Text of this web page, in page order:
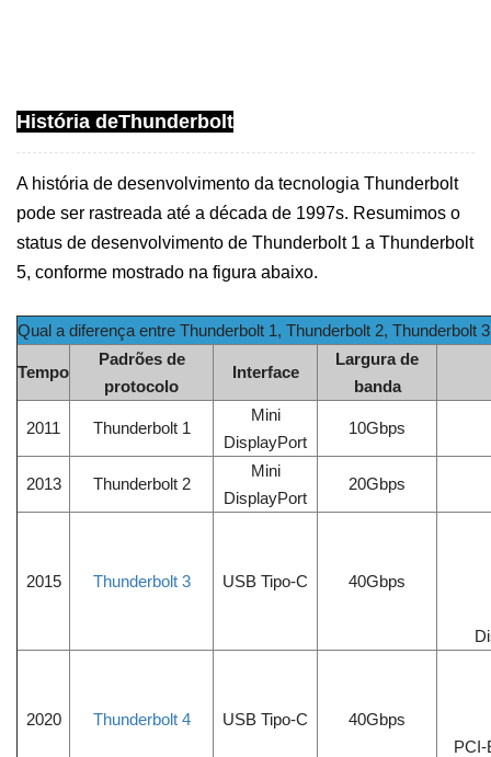
História deThunderbolt
A história de desenvolvimento da tecnologia Thunderbolt
pode ser rastreada até a década de 1997s. Resumimos o
status de desenvolvimento de Thunderbolt 1 a Thunderbolt
5, conforme mostrado na figura abaixo.
Qual a diferença entre Thunderbolt 1, Thunderbolt 2, Thunderbolt
Tempo
Padrões de
protocolo
Interface
Largura de
banda
2011 Thunderbolt 1
Mini
DisplayPort
10Gbps
2013 Thunderbolt 2
Mini
DisplayPort
20Gbps
2015 Thunderbolt 3 USB Tipo-C 40Gbps
2020 Thunderbolt 4 USB Tipo-C
40Gbps
PCI-